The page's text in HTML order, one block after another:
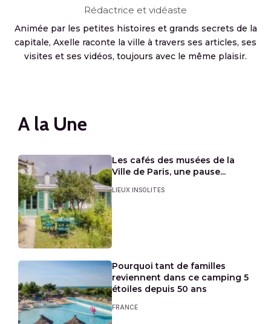
Rédactrice et vidéaste
Animée par les petites histoires et grands secrets de la
capitale, Axelle raconte la ville à travers ses articles, ses
visites et ses vidéos, toujours avec le même plaisir.
A la Une
Les cafés des musées de la
Ville de Paris, une pause...
LIEUX INSOLITES
Pourquoi tant de familles
reviennent dans ce camping 5
étoiles depuis 50 ans
FRANCE